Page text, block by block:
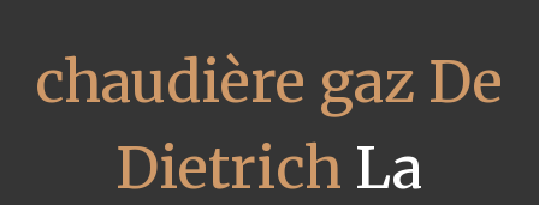
chaudière gaz De
Dietrich La